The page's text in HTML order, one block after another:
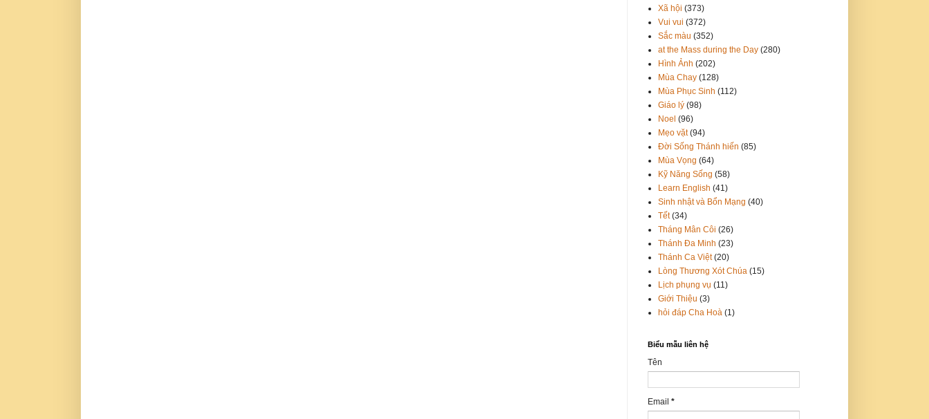
Xã hội (373)
Vui vui (372)
Sắc màu (352)
at the Mass during the Day (280)
Hình Ảnh (202)
Mùa Chay (128)
Mùa Phục Sinh (112)
Giáo lý (98)
Noel (96)
Mẹo vặt (94)
Đời Sống Thánh hiến (85)
Mùa Vọng (64)
Kỹ Năng Sống (58)
Learn English (41)
Sinh nhật và Bổn Mạng (40)
Tết (34)
Tháng Mân Côi (26)
Thánh Đa Minh (23)
Thánh Ca Việt (20)
Lòng Thương Xót Chúa (15)
Lịch phụng vụ (11)
Giới Thiệu (3)
hỏi đáp Cha Hoà (1)
Biểu mẫu liên hệ
Tên
Email *